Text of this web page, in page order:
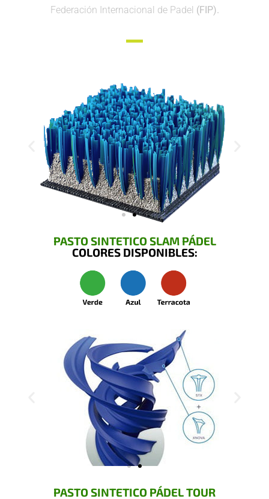
Federación Internacional de Padel (FIP).
PASTO SINTETICO SLAM PÁDEL
COLORES DISPONIBLES:
PASTO SINTETICO PÁDEL TOUR